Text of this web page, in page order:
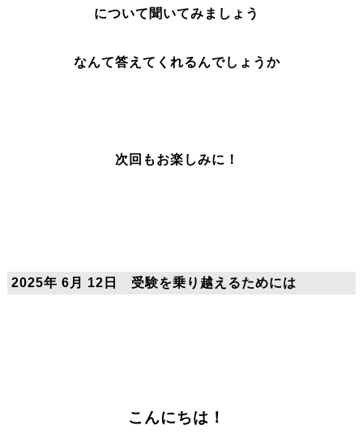
について聞いてみましょう
なんて答えてくれるんでしょうか
次回もお楽しみに！
2025年 6月 12日 受験を乗り越えるためには
こんにちは！